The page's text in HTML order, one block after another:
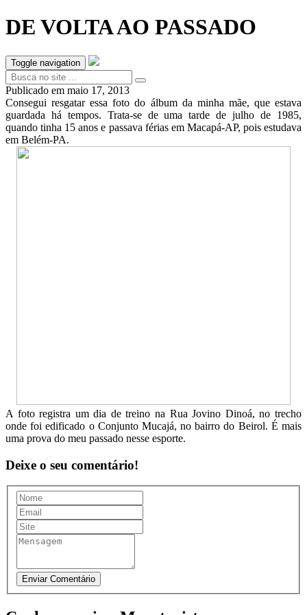
DE VOLTA AO PASSADO
Toggle navigation
Publicado em maio 17, 2013
Consegui resgatar essa foto do álbum da minha mãe, que estava
guardada há tempos. Trata-se de uma tarde de julho de 1985,
quando tinha 15 anos e passava férias em Macapá-AP, pois estudava
em Belém-PA.
A foto registra um dia de treino na Rua Jovino Dinoá, no trecho
onde foi edificado o Conjunto Mucajá, no bairro do Beirol. É mais
uma prova do meu passado nesse esporte.
Deixe o seu comentário!